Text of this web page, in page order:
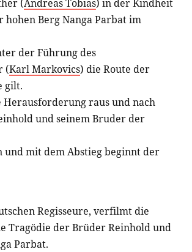
(Andreas Tobias) in der Kindheit
hohen Berg Nanga Parbat im
der Führung des
(Karl Markovics) die Route der
gilt.
raus und nach
und seinem Bruder der
und mit dem Abstieg beginnt der
Regisseure, verfilmt die
Tragödie der Brüder Reinhold und
Parbat.